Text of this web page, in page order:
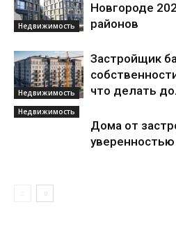
Недвижимость
Новгороде
районов
Недвижимость
Застройщик
что делать
Недвижимость
Дома от
уверенностью